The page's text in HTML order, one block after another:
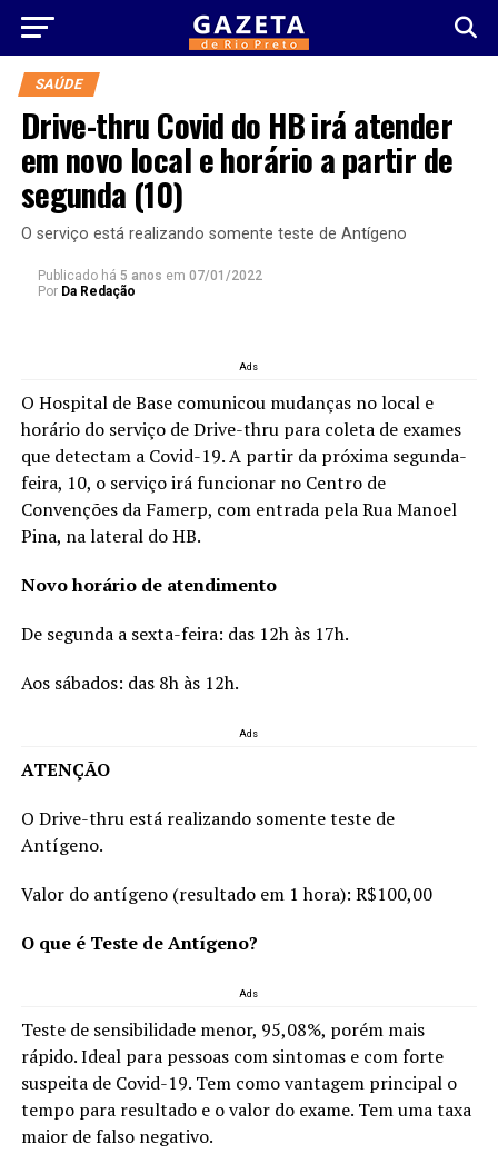
SAÚDE
Drive-thru Covid do HB irá atender
em novo local e horário a partir de
segunda (10)
O serviço está realizando somente teste de Antígeno
Publicado há 5 anos em 07/01/2022
Por Da Redação
Ads
O Hospital de Base comunicou mudanças no local e
horário do serviço de Drive-thru para coleta de exames
que detectam a Covid-19. A partir da próxima segunda-
feira, 10, o serviço irá funcionar no Centro de
Convenções da Famerp, com entrada pela Rua Manoel
Pina, na lateral do HB.
Novo horário de atendimento
De segunda a sexta-feira: das 12h às 17h.
Aos sábados: das 8h às 12h.
Ads
ATENÇÃO
O Drive-thru está realizando somente teste de
Antígeno.
Valor do antígeno (resultado em 1 hora): R$100,00
O que é Teste de Antígeno?
Ads
Teste de sensibilidade menor, 95,08%, porém mais
rápido. Ideal para pessoas com sintomas e com forte
suspeita de Covid-19. Tem como vantagem principal o
tempo para resultado e o valor do exame. Tem uma taxa
maior de falso negativo.